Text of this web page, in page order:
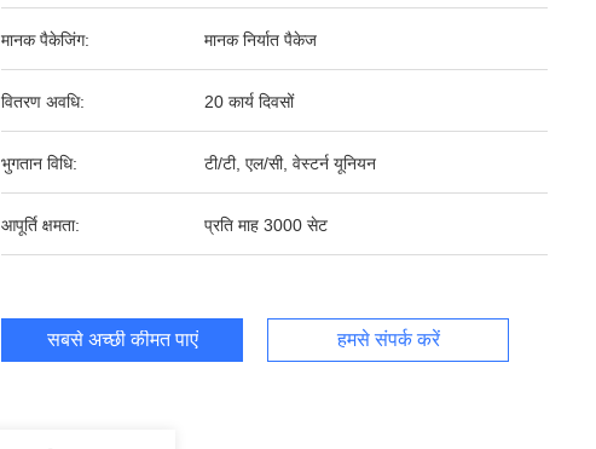
मानक पैकेजिंग: मानक निर्यात पैकेज
वितरण अवधि: 20 कार्य दिवसों
भुगतान विधि: टी/टी, एल/सी, वेस्टर्न यूनियन
आपूर्ति क्षमता: प्रति माह 3000 सेट
सबसे अच्छी कीमत पाएं हमसे संपर्क करें